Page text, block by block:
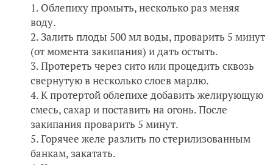
Облепиху промыть, несколько раз меняя
воду.
Залить плоды 500 мл воды, проварить 5 минут
(от момента закипания) и дать остыть.
Протереть через сито или процедить сквозь
свернутую в несколько слоев марлю.
К протертой облепихе добавить желирующую
смесь, сахар и поставить на огонь. После
закипания проварить 5 минут.
Горячее желе разлить по стерилизованным
банкам, закатать.